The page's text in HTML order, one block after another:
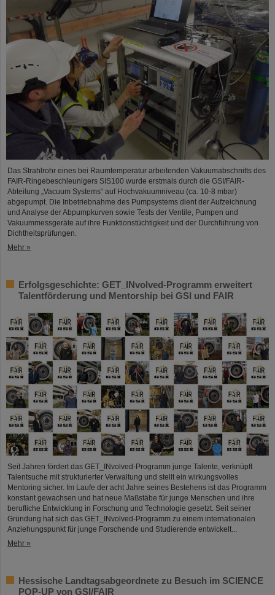
Das Strahlrohr eines bei Raumtemperatur arbeitenden Vakuumabschnitts des
FAIR-Ringebeschleunigers SIS100 wurde erstmals durch die GSI/FAIR-
Abteilung „Vacuum Systems“ auf Hochvakuumniveau (ca. 10-8 mbar)
abgepumpt. Die Inbetriebnahme des Pumpsystems dient der Aufzeichnung
und Analyse der Abpumpkurven sowie Tests der Ventile, Pumpen und
Vakuummessgeräte auf ihre Funktionstüchtigkeit und der Durchführung von
Dichtheitsprüfungen.
Mehr »
Erfolgsgeschichte: GET_INvolved-Programm erweitert
Talentförderung und Mentorship bei GSI und FAIR
Seit Jahren fördert das GET_INvolved-Programm junge Talente, verknüpft
Talentsuche mit strukturierter Verwaltung und stellt ein wirkungsvolles
Mentoring sicher. Im Laufe der acht Jahre seines Bestehens ist das Programm
konstant gewachsen und hat neue Maßstäbe für junge Menschen und ihre
berufliche Entwicklung in Forschung und Technologie gesetzt. Seit seiner
Gründung hat sich das GET_INvolved-Programm zu einem internationalen
Anziehungspunkt für junge Forschende und Studierende entwickelt...
Mehr »
Hessische Landtagsabgeordnete zu Besuch im SCIENCE
POP-UP von GSI/FAIR